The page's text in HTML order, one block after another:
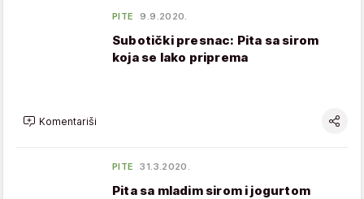
PITE 9.9.2020.
Subotički presnac: Pita sa sirom
koja se lako priprema
Komentariši
PITE 31.3.2020.
Pita sa mladim sirom i jogurtom